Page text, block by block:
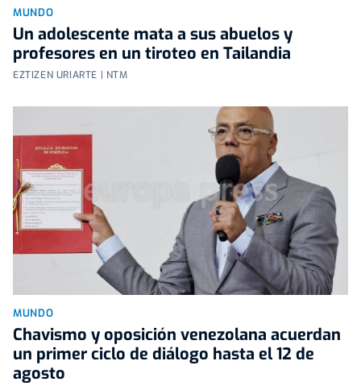
MUNDO
Un adolescente mata a sus abuelos y
profesores en un tiroteo en Tailandia
EZTIZEN URIARTE | NTM
MUNDO
Chavismo y oposición venezolana acuerdan
un primer ciclo de diálogo hasta el 12 de
agosto